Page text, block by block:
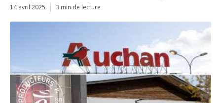
14 avril 2025 3 min de lecture